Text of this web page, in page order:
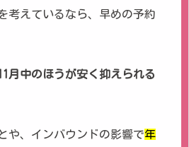
考えているなら、早めの予約
月中のほうが安く抑えられる
や、インバウンドの影響で年